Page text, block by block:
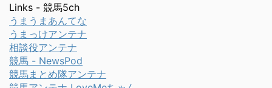
Links - 競馬5ch
うまうまあんてな
うまっけアンテナ
相談役アンテナ
競馬 - NewsPod
競馬まとめ隊アンテナ